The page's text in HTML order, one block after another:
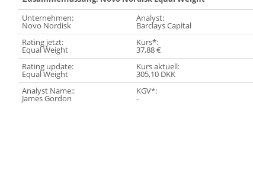
Unternehmen:
Novo Nordisk
Analyst:
Barclays Capital
Rating jetzt:
Equal Weight
Kurs*:
37,88 €
Rating update:
Equal Weight
Kurs aktuell:
305,10 DKK
Analyst Name::
James Gordon
KGV*:
-